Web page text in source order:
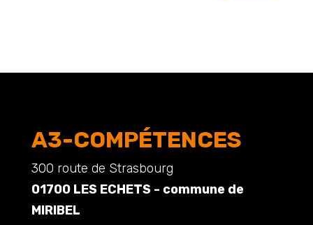
A3-COMPÉTENCES
300 route de Strasbourg
01700 LES ECHETS - commune de
MIRIBEL